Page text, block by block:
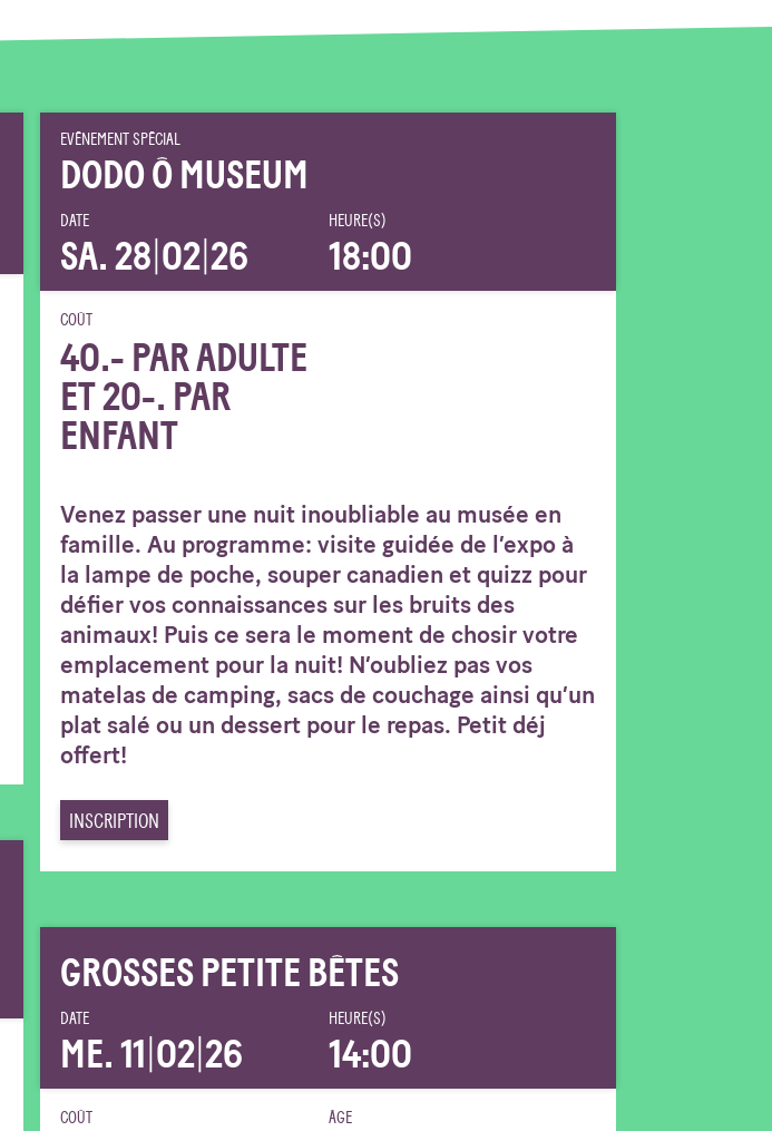
EVÉNEMENT SPÉCIAL
DODO Ô MUSEUM
DATE
SA. 28 02 26
HEURE(S)
18:00
COÛT
40.- PAR ADULTE
ET 20-. PAR
ENFANT
Venez passer une nuit inoubliable au musée en
famille. Au programme: visite guidée de l’expo à
la lampe de poche, souper canadien et quizz pour
défier vos connaissances sur les bruits des
animaux! Puis ce sera le moment de chosir votre
emplacement pour la nuit! N’oubliez pas vos
matelas de camping, sacs de couchage ainsi qu’un
plat salé ou un dessert pour le repas. Petit déj
offert!
INSCRIPTION
GROSSES PETITE BÊTES
DATE
ME. 11 02 26
HEURE(S)
14:00
COÛT ÂGE